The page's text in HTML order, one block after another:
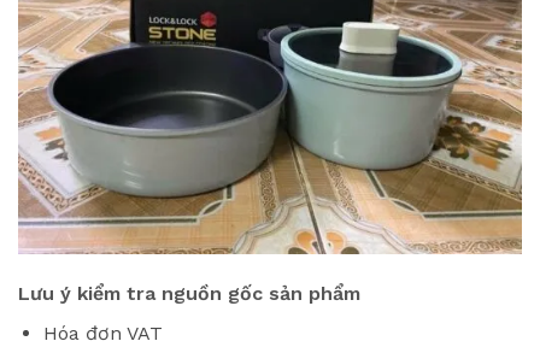
Lưu ý kiểm tra nguồn gốc sản phẩm
Hóa đơn VAT